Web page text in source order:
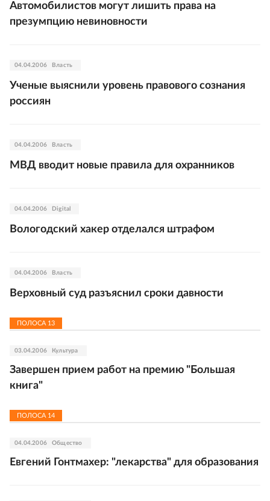
Автомобилистов могут лишить права на
презумпцию невиновности
04.04.2006 Власть
Ученые выяснили уровень правового сознания
россиян
04.04.2006 Власть
МВД вводит новые правила для охранников
04.04.2006 Digital
Вологодский хакер отделался штрафом
04.04.2006 Власть
Верховный суд разъяснил сроки давности
ПОЛОСА 13
03.04.2006 Культура
Завершен прием работ на премию "Большая
книга"
ПОЛОСА 14
04.04.2006 Общество
Евгений Гонтмахер: "лекарства" для образования